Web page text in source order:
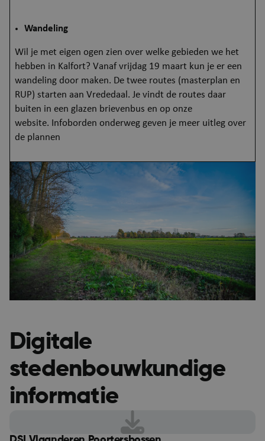
Wandeling
Wil je met eigen ogen zien over welke gebieden we het
hebben in Kalfort? Vanaf vrijdag 19 maart kun je er een
wandeling door maken. De twee routes (masterplan en
RUP) starten aan Vrededaal. Je vindt de routes daar
buiten in een glazen brievenbus en op onze
website. Infoborden onderweg geven je meer uitleg over
de plannen
Afbeelding
Digitale
stedenbouwkundige
informatie
Oracle Corporation
puurs-sint-amands-
echo.cipalschaubroeck.be
__RequestVerificationToken
Microsoft Corporation
webshop.puurs-sint-